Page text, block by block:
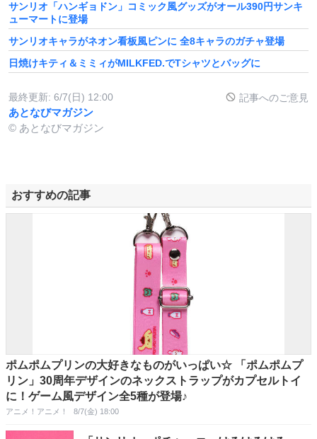
サンリオ「ハンギョドン」コミック風グッズがオール390円サンキ
ューマートに登場
サンリオキャラがネオン看板風ピンに 全8キャラのガチャ登場
日焼けキティ＆ミミィがMILKFED.でTシャツとバッグに
最終更新: 6/7(日) 12:00 記事へのご意見
あとなびマガジン
© あとなびマガジン
おすすめの記事
ポムポムプリンの大好きなものがいっぱい☆ 「ポムポムプ
リン」30周年デザインのネックストラップがカプセルトイ
に！ゲーム風デザイン全5種が登場♪
アニメ！アニメ！ 8/7(金) 18:00